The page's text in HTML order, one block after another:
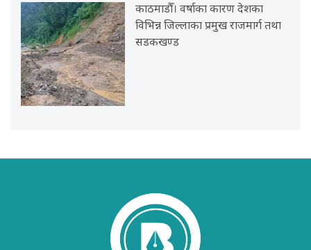
काठमाडौँ। वर्षाका कारण देशका
विभिन्न जिल्लाका प्रमुख राजमार्ग तथा
सडकखण्ड